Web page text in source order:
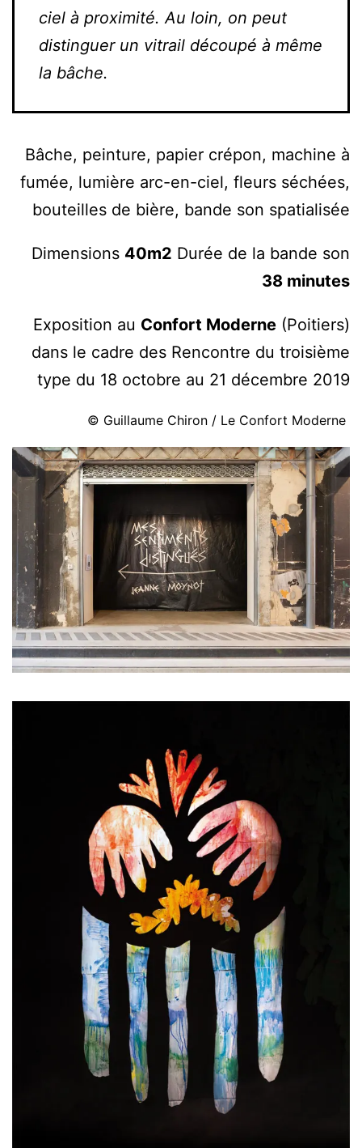
ciel à proximité. Au loin, on peut
distinguer un vitrail découpé à même
la bâche.
Bâche, peinture, papier crépon, machine à
fumée, lumière arc-en-ciel, fleurs séchées,
bouteilles de bière, bande son spatialisée
Dimensions 40m2 Durée de la bande son
38 minutes
Exposition au Confort Moderne (Poitiers)
dans le cadre des Rencontre du troisième
type du 18 octobre au 21 décembre 2019
© Guillaume Chiron / Le Confort Moderne